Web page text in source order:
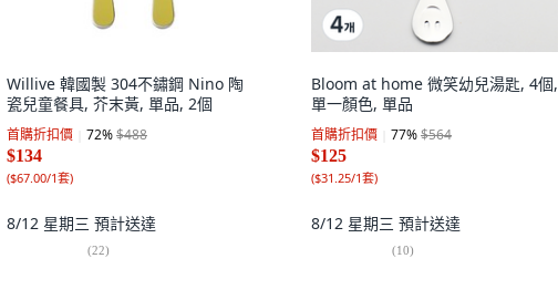
Willive 韓國製 304不鏽鋼 Nino 陶
瓷兒童餐具, 芥末黃, 單品, 2個
首購折扣價 72%$488
$134
($67.00/1套)
8/12 星期三 預計送達
(22)
Bloom at home 微笑幼兒湯匙, 4個,
單一顏色, 單品
首購折扣價 77%$564
$125
($31.25/1套)
8/12 星期三 預計送達
(10)